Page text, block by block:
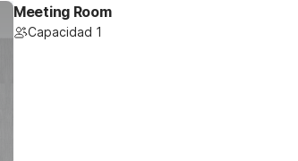
Meeting Room
Capacidad 1